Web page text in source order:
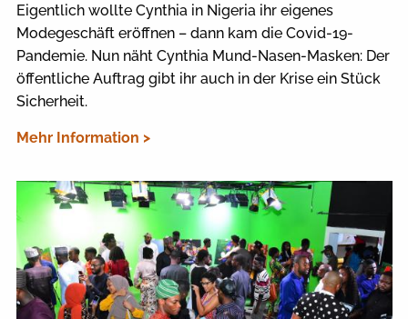
Eigentlich wollte Cynthia in Nigeria ihr eigenes
Modegeschäft eröffnen – dann kam die Covid-19-
Pandemie. Nun näht Cynthia Mund-Nasen-Masken: Der
öffentliche Auftrag gibt ihr auch in der Krise ein Stück
Sicherheit.
Mehr Information >